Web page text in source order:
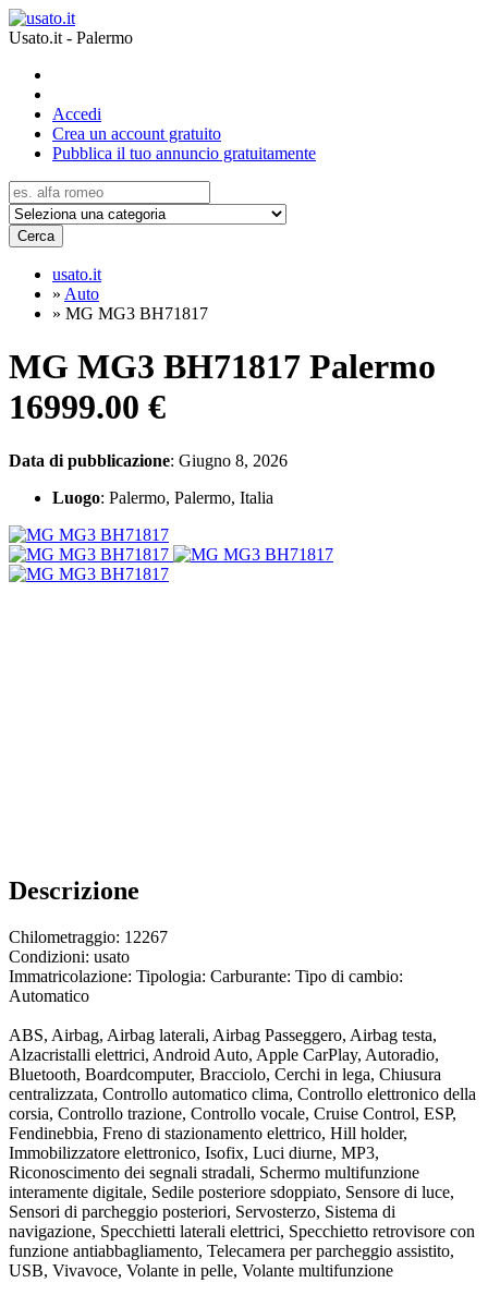
Usato.it - Palermo
Accedi
Crea un account gratuito
Pubblica il tuo annuncio gratuitamente
Cerca
usato.it
» Auto
» MG MG3 BH71817
MG MG3 BH71817 Palermo
16999.00 €
Data di pubblicazione: Giugno 8, 2026
Luogo: Palermo, Palermo, Italia
Descrizione
Chilometraggio: 12267
Condizioni: usato
Immatricolazione: Tipologia: Carburante: Tipo di cambio:
Automatico
ABS, Airbag, Airbag laterali, Airbag Passeggero, Airbag testa,
Alzacristalli elettrici, Android Auto, Apple CarPlay, Autoradio,
Bluetooth, Boardcomputer, Bracciolo, Cerchi in lega, Chiusura
centralizzata, Controllo automatico clima, Controllo elettronico della
corsia, Controllo trazione, Controllo vocale, Cruise Control, ESP,
Fendinebbia, Freno di stazionamento elettrico, Hill holder,
Immobilizzatore elettronico, Isofix, Luci diurne, MP3,
Riconoscimento dei segnali stradali, Schermo multifunzione
interamente digitale, Sedile posteriore sdoppiato, Sensore di luce,
Sensori di parcheggio posteriori, Servosterzo, Sistema di
navigazione, Specchietti laterali elettrici, Specchietto retrovisore con
funzione antiabbagliamento, Telecamera per parcheggio assistito,
USB, Vivavoce, Volante in pelle, Volante multifunzione